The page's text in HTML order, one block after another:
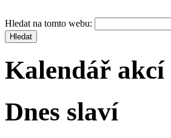
Hledat na tomto webu:
Kalendář akcí
Dnes slaví